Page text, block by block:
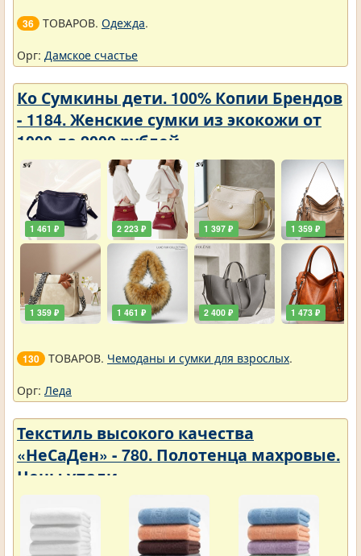
36 ТОВАРОВ. Одежда.
Орг: Дамское счастье
Ко Сумкины дети. 100% Копии Брендов
- 1184. Женские сумки из экокожи от
1000 до 2000 рублей
1 461 ₽
1 359 ₽
2 223 ₽
1 461 ₽
1 397 ₽
2 400 ₽
1 359 ₽
1 473 ₽
130 ТОВАРОВ. Чемоданы и сумки для взрослых.
Орг: Леда
Текстиль высокого качества
«НеСаДен» - 780. Полотенца махровые.
Цены упали